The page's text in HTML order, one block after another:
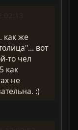
как же
вот
то чел
как
не
:)